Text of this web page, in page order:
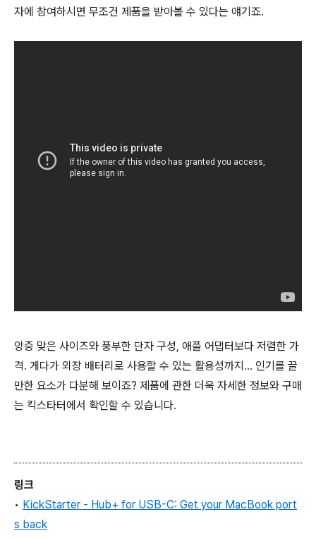
자에 참여하시면 무조건 제품을 받아볼 수 있다는 얘기죠.
앙증 맞은 사이즈와 풍부한 단자 구성, 애플 어댑터보다 저렴한 가
격. 게다가 외장 배터리로 사용할 수 있는 활용성까지... 인기를 끌
만한 요소가 다분해 보이죠? 제품에 관한 더욱 자세한 정보와 구매
는 킥스타터에서 확인할 수 있습니다.
링크
• KickStarter - Hub+ for USB-C: Get your MacBook port
s back